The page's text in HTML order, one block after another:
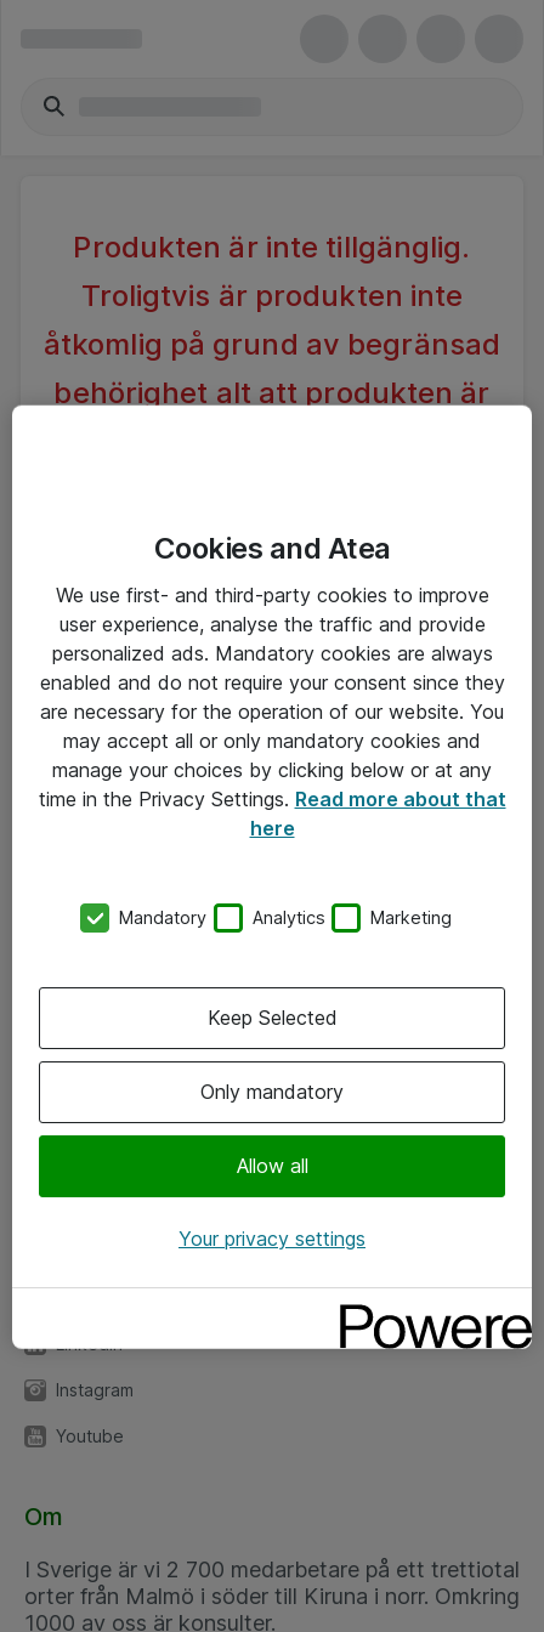
Produkten är inte tillgänglig.
Troligtvis är produkten inte
åtkomlig på grund av begränsad
behörighet alt att produkten är
Hitta direkt
Om eShop
Driftsinformation
kundtjanst@atea.se
Kontor
Linkedin
Instagram
Youtube
Om
I Sverige är vi 2 700 medarbetare på ett trettiotal
orter från Malmö i söder till Kiruna i norr. Omkring
1000 av oss är konsulter.
Cookies and Atea
We use first- and third-party cookies to improve
user experience, analyse the traffic and provide
personalized ads. Mandatory cookies are always
enabled and do not require your consent since they
are necessary for the operation of our website. You
may accept all or only mandatory cookies and
manage your choices by clicking below or at any
time in the Privacy Settings. Read more about that
here
Mandatory Analytics Marketing
Only mandatory
Allow all
Keep Selected
Your privacy settings